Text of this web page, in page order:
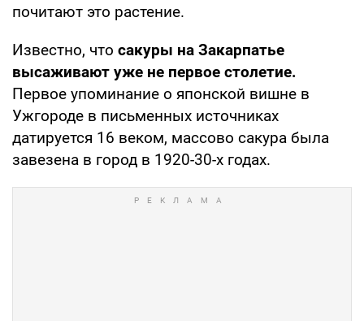
почитают это растение.
Известно, что сакуры на Закарпатье
высаживают уже не первое столетие.
Первое упоминание о японской вишне в
Ужгороде в письменных источниках
датируется 16 веком, массово сакура была
завезена в город в 1920-30-х годах.